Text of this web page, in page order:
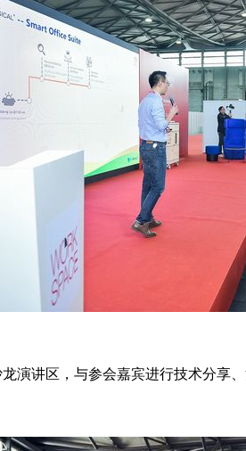
演讲区，与参会嘉宾进行技术分